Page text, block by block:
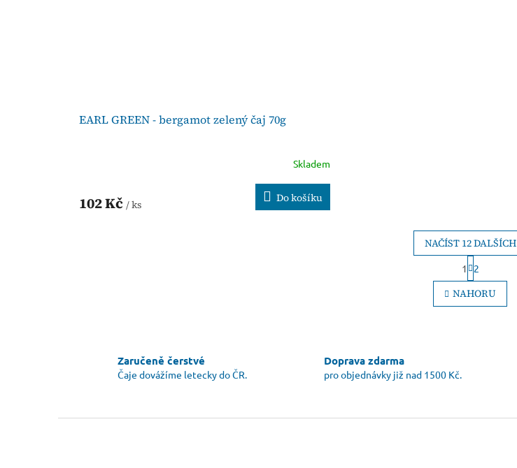
EARL GREEN - bergamot zelený čaj 70g
Skladem
102 Kč / ks Do košíku
O
v
l
k
NAČÍST 12 DALŠÍCH
S
t
r
á
n
1 2
NAHORU
Zaručeně čerstvé
Čaje dovážíme letecky do ČR.
Doprava zdarma
pro objednávky již nad 1500 Kč.